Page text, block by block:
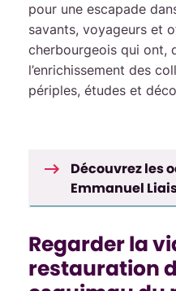
pour une escapade
savants, voyageurs et
cherbourgeois qui ont,
l’enrichissement des
périples, études et
Découvrez les
Emmanuel
Regarder la
restauration